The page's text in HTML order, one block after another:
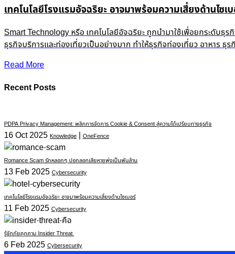
เทคโนโลยีโรงแรมอัจฉริยะ อาจมาพร้อมความเสี่ยงด้านไซเ
Smart Technology หรือ เทคโนโลยีอัจฉริยะ ถูกนำมาใช้เพื่อยกระดับ
ธุรกิจบริการและท่องเที่ยวเป็นอย่างมาก ทำให้ธุรกิจท่องเที่ยว อาหาร ธุ
Read More
Recent Posts
PDPA Privacy Management: พลิกการจัดการ Cookie & Consent สู่ความได้เปรียบทางธุรกิจ
16 Oct 2025 Knowledge | OneFence
Romance Scam รักหลอกๆ ปอกลอกเสียหายพุ่งเป็นพันล้าน
13 Feb 2025 Cybersecurity
เทคโนโลยีโรงแรมอัจฉริยะ อาจมาพร้อมความเสี่ยงด้านไซเบอร์
11 Feb 2025 Cybersecurity
รู้จักภัยคุกคาม Insider Threat
6 Feb 2025 Cybersecurity